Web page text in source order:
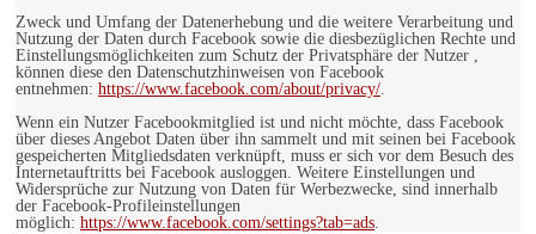
Zweck und Umfang der Datenerhebung und die weitere Verarbeitung und
Nutzung der Daten durch Facebook sowie die diesbezüglichen Rechte und
Einstellungsmöglichkeiten zum Schutz der Privatsphäre der Nutzer ,
können diese den Datenschutzhinweisen von Facebook
entnehmen: https://www.facebook.com/about/privacy/.
Wenn ein Nutzer Facebookmitglied ist und nicht möchte, dass Facebook
über dieses Angebot Daten über ihn sammelt und mit seinen bei Facebook
gespeicherten Mitgliedsdaten verknüpft, muss er sich vor dem Besuch des
Internetauftritts bei Facebook ausloggen. Weitere Einstellungen und
Widersprüche zur Nutzung von Daten für Werbezwecke, sind innerhalb
der Facebook-Profileinstellungen
möglich: https://www.facebook.com/settings?tab=ads.